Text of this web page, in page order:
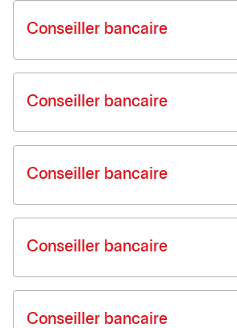
Conseiller bancaire
Conseiller bancaire
Conseiller bancaire
Conseiller bancaire
Conseiller bancaire